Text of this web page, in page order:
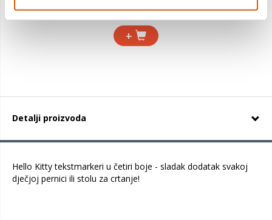
67,77 €
+
Detalji proizvoda
Hello Kitty tekstmarkeri u četiri boje - sladak dodatak svakoj
dječjoj pernici ili stolu za crtanje!